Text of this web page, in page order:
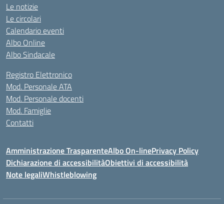
Le notizie
Le circolari
Calendario eventi
Albo Online
Albo Sindacale
Registro Elettronico
Mod. Personale ATA
Mod. Personale docenti
Mod. Famiglie
Contatti
Amministrazione TrasparenteAlbo On-linePrivacy Policy
Dichiarazione di accessibilitàObiettivi di accessibilità
Note legaliWhistleblowing